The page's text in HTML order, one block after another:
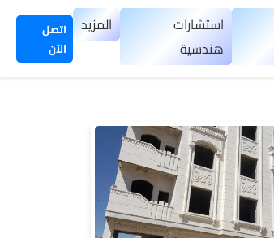
استشارات
هندسية
المزيد
اتصل
الآن